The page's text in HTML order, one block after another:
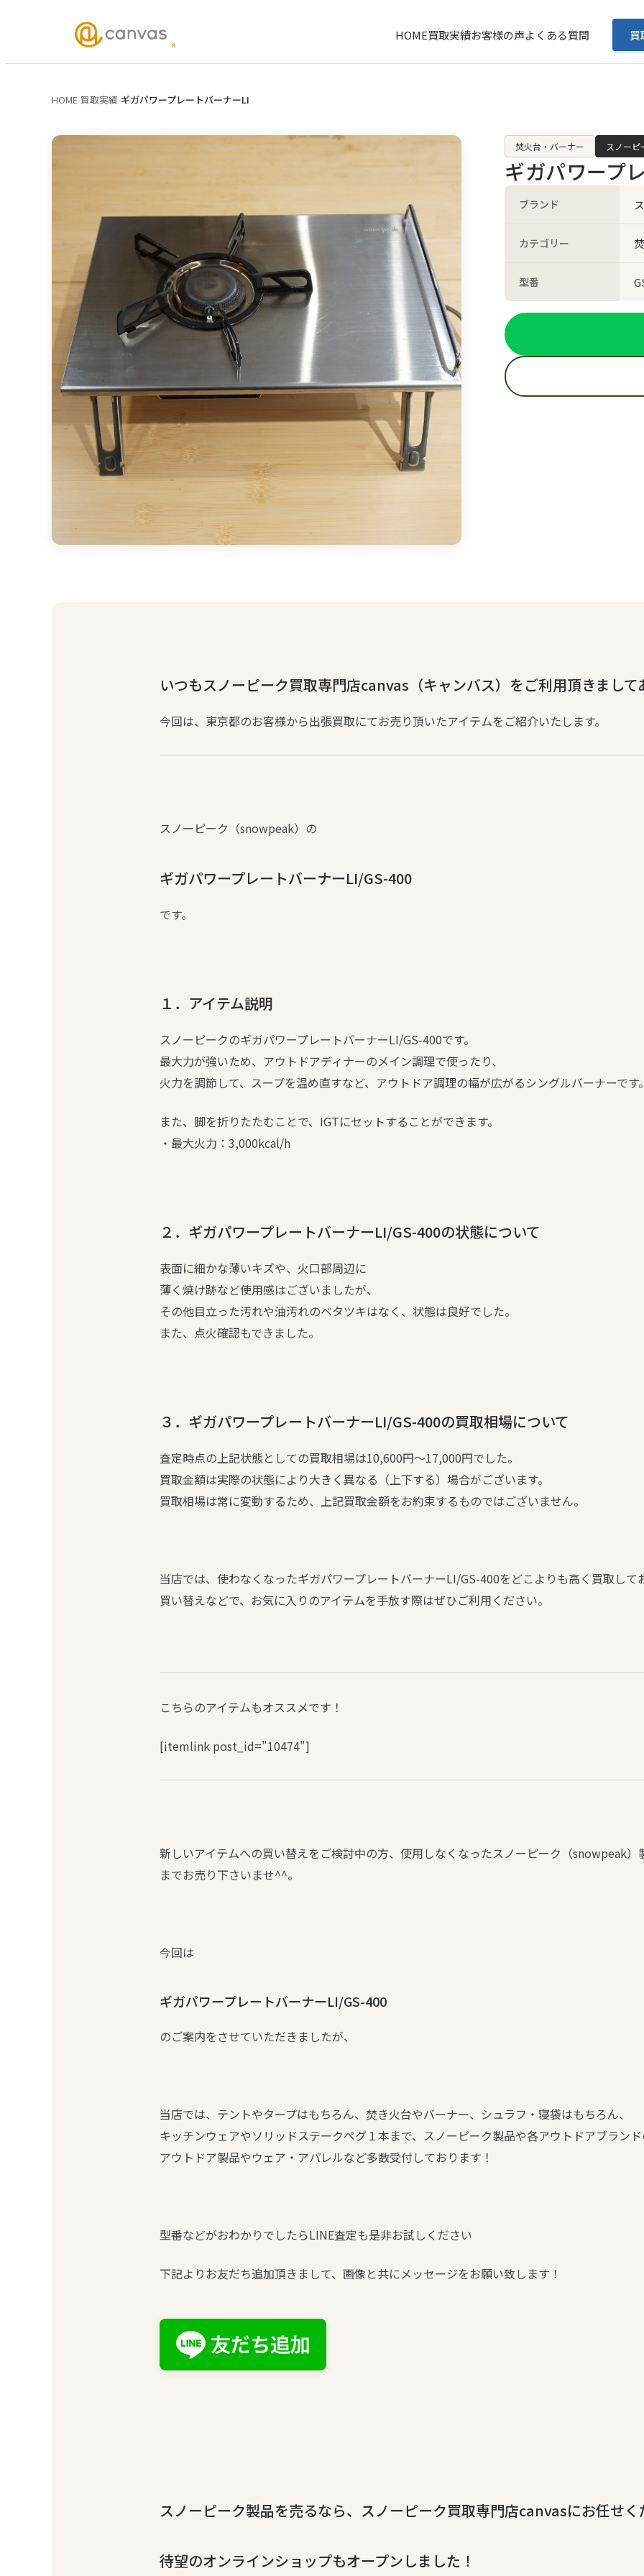
HOME買取実績お客様の声よくある質問 買
HOME›買取実績›ギガパワープレートバーナーLI
焚火台・バーナー スノー
ギガパワープ
ブランド
カテゴリー
型番
いつもスノーピーク買取専門店canvas（キャンバス）をご利用頂きまして
今回は、東京都のお客様から出張買取にてお売り頂いたアイテムをご紹介いたします。
スノーピーク（snowpeak）の
ギガパワープレートバーナーLI/GS-400
です。
１．アイテム説明
スノーピークのギガパワープレートバーナーLI/GS-400です。
最大力が強いため、アウトドアディナーのメイン調理で使ったり、
火力を調節して、スープを温め直すなど、アウトドア調理の幅が広がるシングルバーナーです
また、脚を折りたたむことで、IGTにセットすることができます。
・最大火力：3,000kcal/h
２．ギガパワープレートバーナーLI/GS-400の状態について
表面に細かな薄いキズや、火口部周辺に
薄く焼け跡など使用感はございましたが、
その他目立った汚れや油汚れのベタツキはなく、状態は良好でした。
また、点火確認もできました。
３．ギガパワープレートバーナーLI/GS-400の買取相場について
査定時点の上記状態としての買取相場は10,600円～17,000円でした。
買取金額は実際の状態により大きく異なる（上下する）場合がございます。
買取相場は常に変動するため、上記買取金額をお約束するものではございません。
当店では、使わなくなったギガパワープレートバーナーLI/GS-400をどこよりも高く買取して
買い替えなどで、お気に入りのアイテムを手放す際はぜひご利用ください。
こちらのアイテムもオススメです！
[itemlink post_id="10474"]
新しいアイテムへの買い替えをご検討中の方、使用しなくなったスノーピーク（snowpeak
までお売り下さいませ^^。
今回は
ギガパワープレートバーナーLI/GS-400
のご案内をさせていただきましたが、
当店では、テントやタープはもちろん、焚き火台やバーナー、シュラフ・寝袋はもちろん、
キッチンウェアやソリッドステークペグ１本まで、スノーピーク製品や各アウトドアブラン
アウトドア製品やウェア・アパレルなど多数受付しております！
型番などがおわかりでしたらLINE査定も是非お試しください
下記よりお友だち追加頂きまして、画像と共にメッセージをお願い致します！
スノーピーク製品を売るなら、スノーピーク買取専門店canvasにお任せく
待望のオンラインショップもオープンしました！